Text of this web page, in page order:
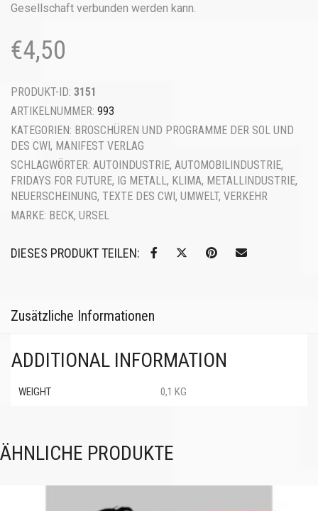
Gesellschaft verbunden werden kann.
€4,50
PRODUKT-ID: 3151
ARTIKELNUMMER: 993
KATEGORIEN: BROSCHÜREN UND PROGRAMME DER SOL UND
DES CWI, MANIFEST VERLAG
SCHLAGWÖRTER: AUTOINDUSTRIE, AUTOMOBILINDUSTRIE,
FRIDAYS FOR FUTURE, IG METALL, KLIMA, METALLINDUSTRIE,
NEUERSCHEINUNG, TEXTE DES CWI, UMWELT, VERKEHR
MARKE: BECK, URSEL
DIESES PRODUKT TEILEN:
Zusätzliche Informationen
ADDITIONAL INFORMATION
WEIGHT 0,1 KG
ÄHNLICHE PRODUKTE